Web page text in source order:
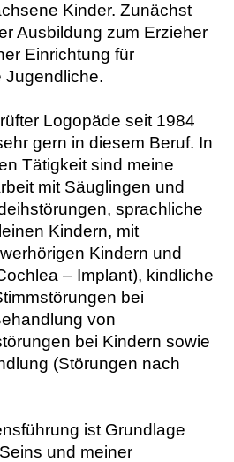
Kinder. Zunächst
Ausbildung zum Erzieher
Einrichtung für
Jugendliche.
Logopäde seit 1984
gern in diesem Beruf. In
Tätigkeit sind meine
mit Säuglingen und
sprachliche
Kindern, mit
Kindern und
– Implant), kindliche
bei
von
bei Kindern sowie
(Störungen nach
ist Grundlage
und meiner